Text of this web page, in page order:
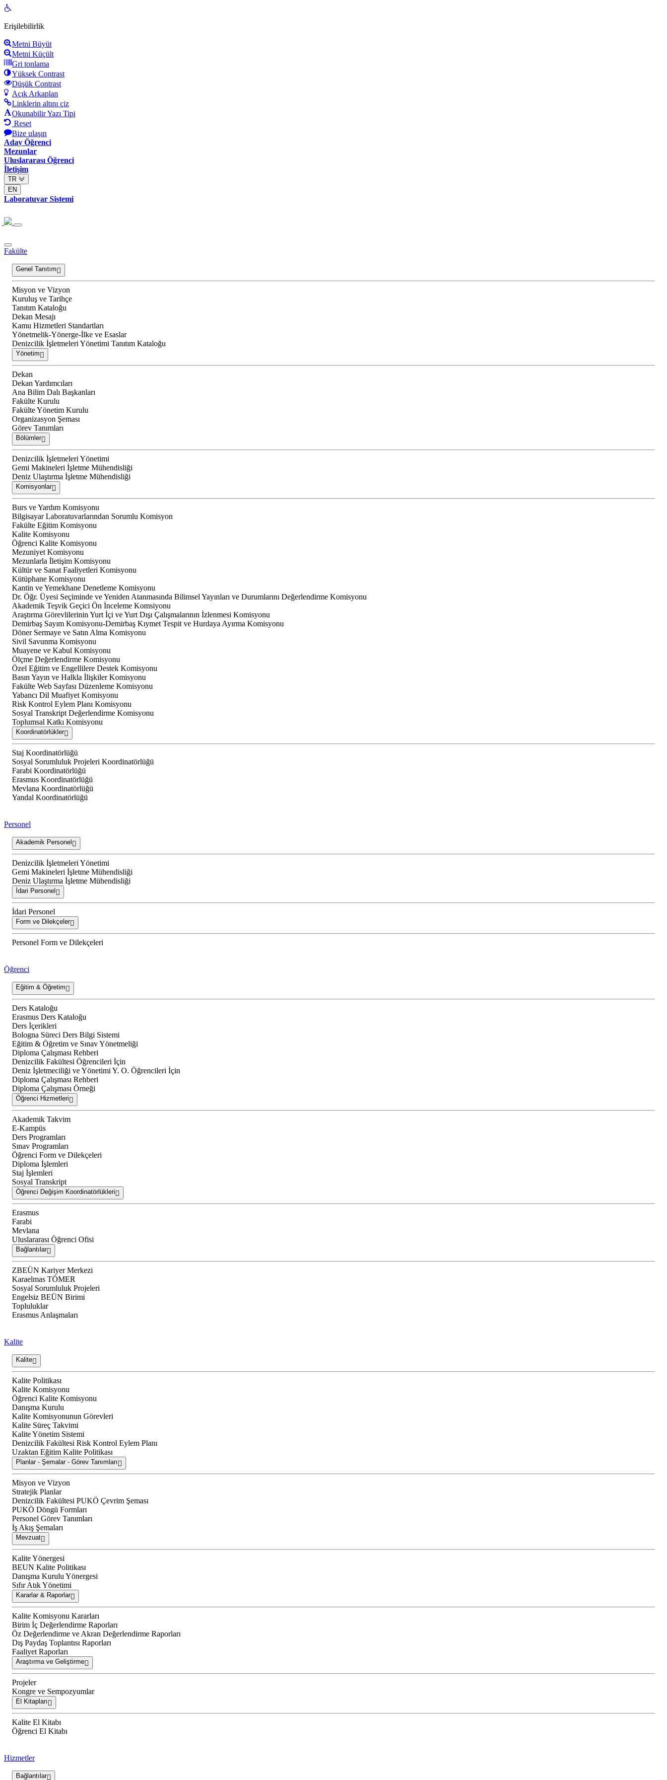
Open
Erişilebilirlik
Metni Büyüt
Metni Küçült
Gri tonlama
Yüksek Contrast
Düşük Contrast
Açık Arkaplan
Linklerin altını çiz
Okunabilir Yazı Tipi
Reset
Bize ulaşın
Aday Öğrenci
Mezunlar
Uluslararası Öğrenci
İletişim
TR
EN
Laboratuvar Sistemi
Fakülte
Genel Tanıtım
Misyon ve Vizyon
Kuruluş ve Tarihçe
Tanıtım Kataloğu
Dekan Mesajı
Kamu Hizmetleri Standartları
Yönetmelik-Yönerge-İlke ve Esaslar
Denizcilik İşletmeleri Yönetimi Tanıtım Kataloğu
Yönetim
Dekan
Dekan Yardımcıları
Ana Bilim Dalı Başkanları
Fakülte Kurulu
Fakülte Yönetim Kurulu
Organizasyon Şeması
Görev Tanımları
Bölümler
Denizcilik İşletmeleri Yönetimi
Gemi Makineleri İşletme Mühendisliği
Deniz Ulaştırma İşletme Mühendisliği
Komisyonlar
Burs ve Yardım Komisyonu
Bilgisayar Laboratuvarlarından Sorumlu Komisyon
Fakülte Eğitim Komisyonu
Kalite Komisyonu
Öğrenci Kalite Komisyonu
Mezuniyet Komisyonu
Mezunlarla İletişim Komisyonu
Kültür ve Sanat Faaliyetleri Komisyonu
Kütüphane Komisyonu
Kantin ve Yemekhane Denetleme Komisyonu
Dr. Öğr. Üyesi Seçiminde ve Yeniden Atanmasında Bilimsel Yayınları ve Durumlarını Değerlendirme Komisyonu
Akademik Teşvik Geçici Ön İnceleme Komsiyonu
Araştırma Görevlilerinin Yurt İçi ve Yurt Dışı Çalışmalarının İzlenmesi Komisyonu
Demirbaş Sayım Komisyonu-Demirbaş Kıymet Tespit ve Hurdaya Ayırma Komisyonu
Döner Sermaye ve Satın Alma Komisyonu
Sivil Savunma Komisyonu
Muayene ve Kabul Komisyonu
Ölçme Değerlendirme Komisyonu
Özel Eğitim ve Engellilere Destek Komisyonu
Basın Yayın ve Halkla İlişkiler Komisyonu
Fakülte Web Sayfası Düzenleme Komisyonu
Yabancı Dil Muafiyet Komisyonu
Risk Kontrol Eylem Planı Komisyonu
Sosyal Transkript Değerlendirme Komisyonu
Toplumsal Katkı Komisyonu
Koordinatörlükler
Staj Koordinatörlüğü
Sosyal Sorumluluk Projeleri Koordinatörlüğü
Farabi Koordinatörlüğü
Erasmus Koordinatörlüğü
Mevlana Koordinatörlüğü
Yandal Koordinatörlüğü
Personel
Akademik Personel
Denizcilik İşletmeleri Yönetimi
Gemi Makineleri İşletme Mühendisliği
Deniz Ulaştırma İşletme Mühendisliği
İdari Personel
İdari Personel
Form ve Dilekçeler
Personel Form ve Dilekçeleri
Öğrenci
Eğitim & Öğretim
Ders Kataloğu
Erasmus Ders Kataloğu
Ders İçerikleri
Bologna Süreci Ders Bilgi Sistemi
Eğitim & Öğretim ve Sınav Yönetmeliği
Diploma Çalışması Rehberi
Denizcilik Fakültesi Öğrencileri İçin
Deniz İşletmeciliği ve Yönetimi Y. O. Öğrencileri İçin
Diploma Çalışması Rehberi
Diploma Çalışması Örneği
Öğrenci Hizmetleri
Akademik Takvim
E-Kampüs
Ders Programları
Sınav Programları
Öğrenci Form ve Dilekçeleri
Diploma İşlemleri
Staj İşlemleri
Sosyal Transkript
Öğrenci Değişim Koordinatörlükleri
Erasmus
Farabi
Mevlana
Uluslararası Öğrenci Ofisi
Bağlantılar
ZBEÜN Kariyer Merkezi
Karaelmas TÖMER
Sosyal Sorumluluk Projeleri
Engelsiz BEÜN Birimi
Topluluklar
Erasmus Anlaşmaları
Kalite
Kalite
Kalite Politikası
Kalite Komisyonu
Öğrenci Kalite Komisyonu
Danışma Kurulu
Kalite Komisyonunun Görevleri
Kalite Süreç Takvimi
Kalite Yönetim Sistemi
Denizcilik Fakültesi Risk Kontrol Eylem Planı
Uzaktan Eğitim Kalite Politikası
Planlar - Şemalar - Görev Tanımları
Misyon ve Vizyon
Stratejik Planlar
Denizcilik Fakültesi PUKÖ Çevrim Şeması
PUKÖ Döngü Formları
Personel Görev Tanımları
İş Akış Şemaları
Mevzuat
Kalite Yönergesi
BEUN Kalite Politikası
Danışma Kurulu Yönergesi
Sıfır Atık Yönetimi
Kararlar & Raporlar
Kalite Komisyonu Kararları
Birim İç Değerlendirme Raporları
Öz Değerlendirme ve Akran Değerlendirme Raporları
Dış Paydaş Toplantısı Raporları
Faaliyet Raporları
Araştırma ve Geliştirme
Projeler
Kongre ve Sempozyumlar
El Kitapları
Kalite El Kitabı
Öğrenci El Kitabı
Hizmetler
Bağlantılar